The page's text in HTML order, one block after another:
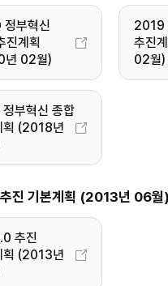
부혁신
진계획
02월)
2019
추진
02월)
부혁신 종합
획 (2018년
진 기본계획 (2013년 06월)
추진
획 (2013년